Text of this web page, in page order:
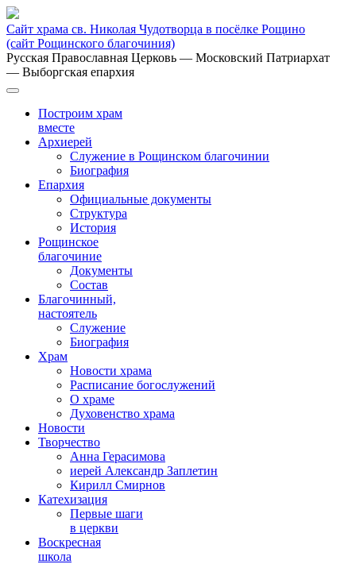
Сайт храма св. Николая Чудотворца в посёлке Рощино
(сайт Рощинского благочиния)
Русская Православная Церковь — Московский Патриархат
— Выборгская епархия
Построим храм
вместе
Архиерей
Служение в Рощинском благочинии
Биография
Епархия
Официальные документы
Структура
История
Рощинское
благочиние
Документы
Состав
Благочинный,
настоятель
Служение
Биография
Храм
Новости храма
Расписание богослужений
О храме
Духовенство храма
Новости
Творчество
Анна Герасимова
иерей Александр Заплетин
Кирилл Смирнов
Катехизация
Первые шаги
в церкви
Воскресная
школа